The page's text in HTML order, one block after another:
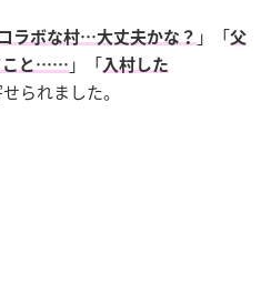
ラボな村…大丈夫かな？ 」「父
こと…… 」「入村した
られました。